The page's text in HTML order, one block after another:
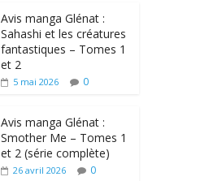
Avis manga Glénat :
Sahashi et les créatures
fantastiques – Tomes 1
et 2
5 mai 2026 0
Avis manga Glénat :
Smother Me – Tomes 1
et 2 (série complète)
26 avril 2026 0